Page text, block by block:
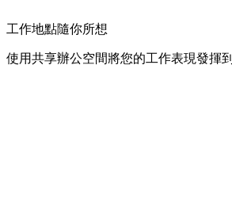
工作地點隨你所想
使用共享辦公空間將您的工作表現發揮